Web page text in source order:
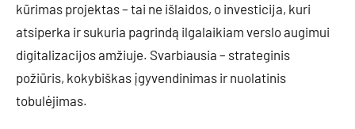
kūrimas projektas – tai ne išlaidos, o investicija, kuri
atsiperka ir sukuria pagrindą ilgalaikiam verslo augimui
digitalizacijos amžiuje. Svarbiausia – strateginis
požiūris, kokybiškas įgyvendinimas ir nuolatinis
tobulėjimas.